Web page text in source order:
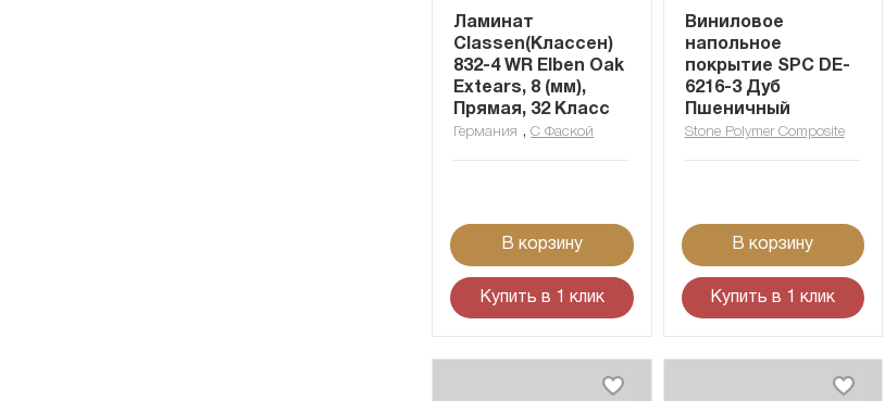
Ламинат
Classen(Классен)
832-4 WR Elben Oak
Extears, 8 (мм),
Прямая, 32 Класс
Германия ,С Фаской
В корзину
Купить в 1 клик
Виниловое
напольное
покрытие SPC DE-
6216-3 Дуб
Пшеничный
Stone Polymer Composite
В корзину
Купить в 1 клик